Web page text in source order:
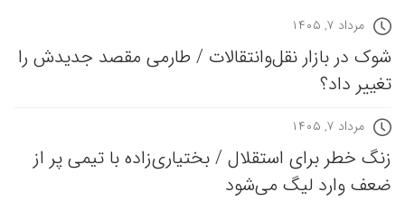
مرداد ۷, ۱۴۰۵
شوک در بازار نقل‌وانتقالات / طارمی مقصد جدیدش را
تغییر داد؟
مرداد ۷, ۱۴۰۵
زنگ خطر برای استقلال / بختیاری‌زاده با تیمی پر از
ضعف وارد لیگ می‌شود